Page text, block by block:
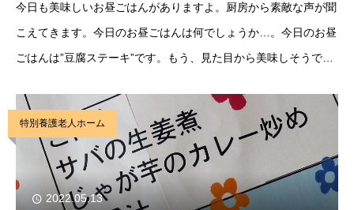
今日も美味しいお昼ごはんがありますよ。厨房から素敵な声が聞
こえてきます。今日のお昼ごはんは何でしょうか…。今日のお昼
ごはんは”豆腐ステーキ”です。もう、見た目から美味しそうでお
しいと大好評です。寒いですが、アツアツの豆腐
特別養護老人ホーム
2022.05.13